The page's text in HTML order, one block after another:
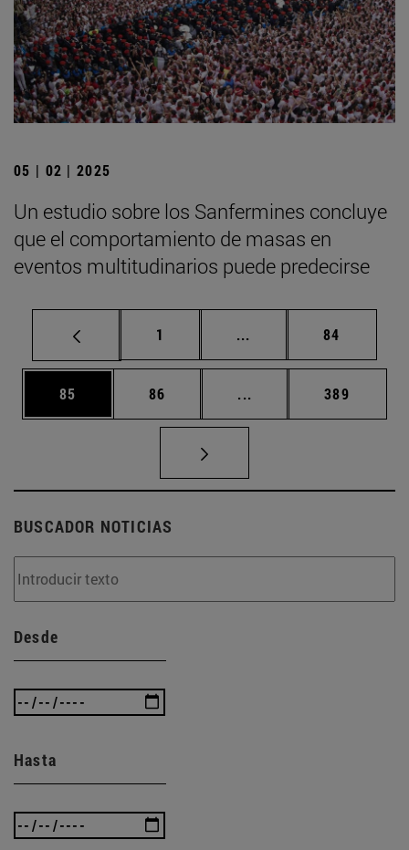
05 | 02 | 2025
Un estudio sobre los Sanfermines concluye
que el comportamiento de masas en
eventos multitudinarios puede predecirse
Página
1 ... Páginas intermedias
Página
84
Página
85 Página
86 ... Páginas intermedias
Página
389
BUSCADOR NOTICIAS
Desde
Hasta